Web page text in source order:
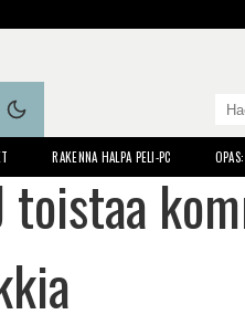
RAKENNA HALPA PELI-PC
toistaa